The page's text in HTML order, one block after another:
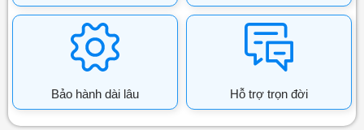
Bảo hành dài lâu Hỗ trợ trọn đời